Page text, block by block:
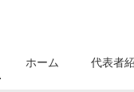
ホーム 代表者